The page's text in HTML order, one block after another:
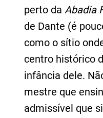
perto da Abadia
de Dante (é
como o sítio
centro histórico
infância dele.
mestre que
admissível que